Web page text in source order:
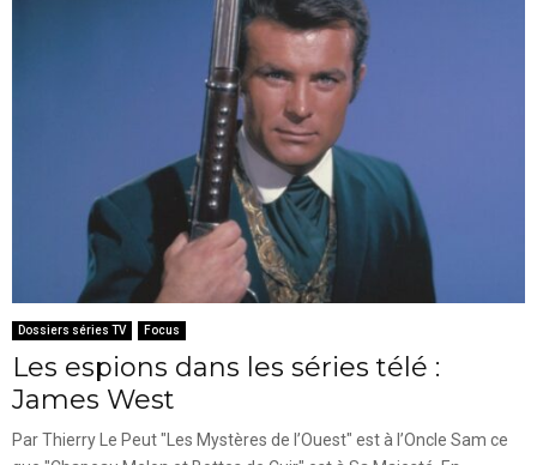
Dossiers séries TV Focus
Les espions dans les séries télé :
James West
Par Thierry Le Peut "Les Mystères de l’Ouest" est à l’Oncle Sam ce